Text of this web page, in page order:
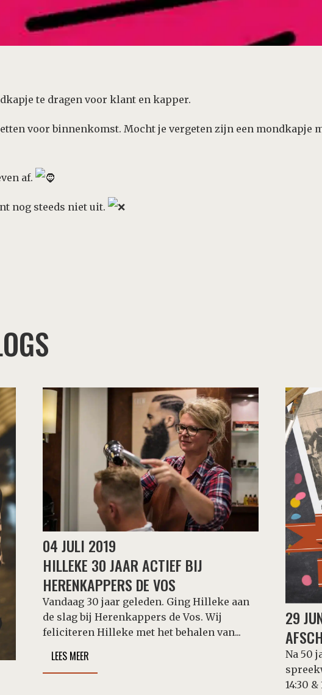
te dragen voor klant en kapper.
voor binnenkomst. Mocht je vergeten zijn een mondkapje
af.
nog steeds niet uit.
04 JULI 2019
HILLEKE 30 JAAR ACTIEF BIJ
HERENKAPPERS DE VOS
Vandaag 30 jaar geleden. Ging Hilleke aan
de slag bij Herenkappers de Vos. Wij
feliciteren Hilleke met het behalen van...
LEES MEER
29
Na 50
14:30